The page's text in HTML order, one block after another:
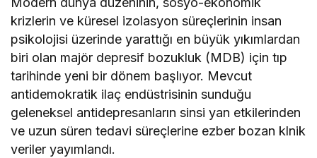
krizlerin ve küresel izolasyon süreçlerinin insan
psikolojisi üzerinde yarattığı en büyük yıkımlardan
biri olan majör depresif bozukluk (MDB) için tıp
tarihinde yeni bir dönem başlıyor. Mevcut
antidemokratik ilaç endüstrisinin sunduğu
geleneksel antidepresanların sinsi yan etkilerinden
ve uzun süren tedavi süreçlerine ezber bozan klnik
veriler yayımlandı.